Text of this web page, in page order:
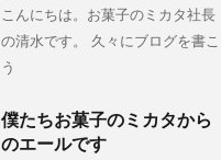
こんにちは。お菓子のミカタ社長
の清水です。 久々にブログを書こ
う
僕たちお菓子のミカタから
のエールです